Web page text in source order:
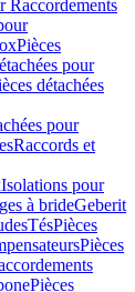
Raccordements
Pièces
pour
détachées
pour
Raccords et
Isolations pour
à brideGeberit
TésPièces
Pièces
Pièces